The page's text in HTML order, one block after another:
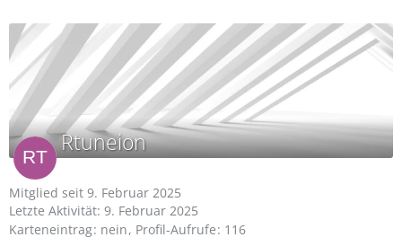
Rtuneion
Mitglied seit 9. Februar 2025
Letzte Aktivität: 9. Februar 2025
Karteneintrag nein Profil-Aufrufe 116